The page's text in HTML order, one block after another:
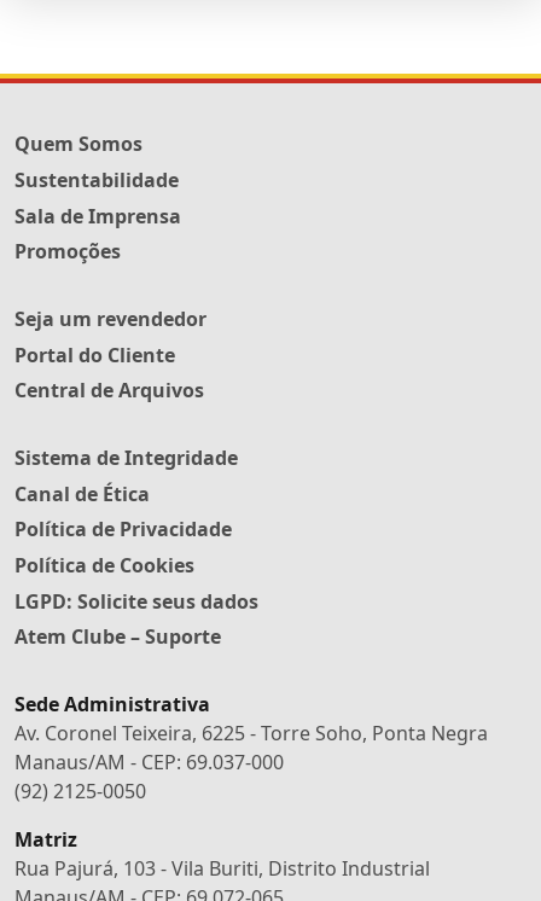
Quem Somos
Sustentabilidade
Sala de Imprensa
Promoções
Seja um revendedor
Portal do Cliente
Central de Arquivos
Sistema de Integridade
Canal de Ética
Política de Privacidade
Política de Cookies
LGPD: Solicite seus dados
Atem Clube – Suporte
Sede Administrativa
Av. Coronel Teixeira, 6225 - Torre Soho, Ponta Negra
Manaus/AM - CEP: 69.037-000
(92) 2125-0050
Matriz
Rua Pajurá, 103 - Vila Buriti, Distrito Industrial